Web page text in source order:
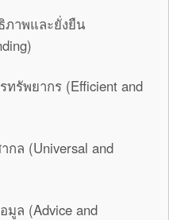
าพและยั่งยืน
รัพยากร (Efficient and
ล (Universal and
ล (Advice and